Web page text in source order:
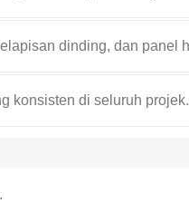
dinding, dan panel
konsisten di seluruh projek.